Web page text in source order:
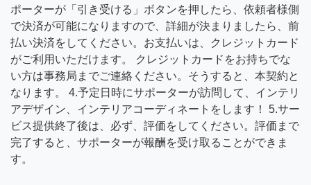
ポーターが「引き受ける」ボタンを押したら、依頼者様側
で決済が可能になりますので、詳細が決まりましたら、前
払い決済をしてください。お支払いは、クレジットカード
がご利用いただけます。 クレジットカードをお持ちでな
い方は事務局までご連絡ください。そうすると、本契約と
なります。 4.予定日時にサポーターが訪問して、インテリ
アデザイン、インテリアコーディネートをします！ 5.サー
ビス提供終了後は、必ず、評価をしてください。評価まで
完了すると、サポーターが報酬を受け取ることができま
す。